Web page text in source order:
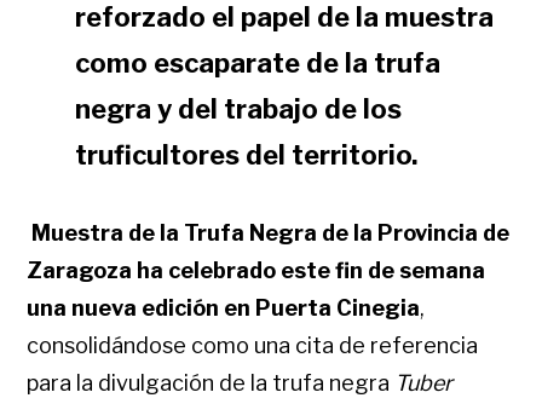
reforzado el papel de la muestra
como escaparate de la trufa
negra y del trabajo de los
truficultores del territorio.
Muestra de la Trufa Negra de la Provincia de
Zaragoza ha celebrado este fin de semana
una nueva edición en Puerta Cinegia,
consolidándose como una cita de referencia
para la divulgación de la trufa negra Tuber